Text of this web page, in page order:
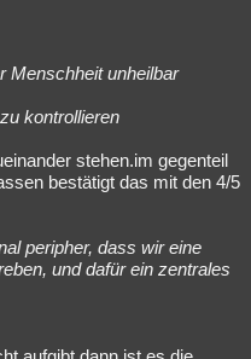
Menschheit unheilbar
kontrollieren
stehen.im gegenteil
bestätigt das mit den 4/5
peripher, dass wir eine
und dafür ein zentrales